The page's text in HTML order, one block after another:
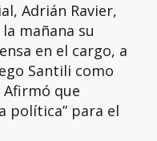
Adrián Ravier,
mañana su
en el cargo, a
Santili como
Afirmó que
política” para el